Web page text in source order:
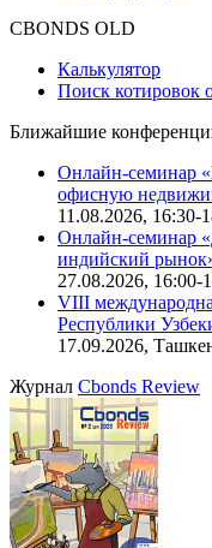
CBONDS OLD
Калькулятор
Поиск котировок
Ближайшие
Онлайн-семинар
офисную
11.08.2026, 16:30-
Онлайн-семинар
индийский
27.08.2026, 16:00-
VIII
Республики
17.09.2026,
Журнал Cbonds Review